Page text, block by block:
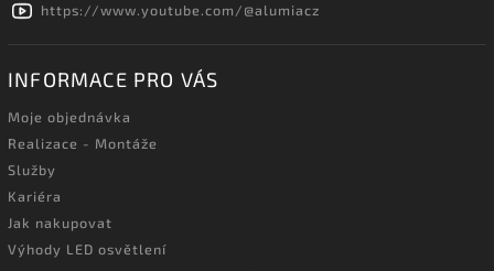
https://www.youtube.com/@alumiacz
INFORMACE PRO VÁS
Moje objednávka
Realizace - Montáže
Služby
Kariéra
Jak nakupovat
Výhody LED osvětlení